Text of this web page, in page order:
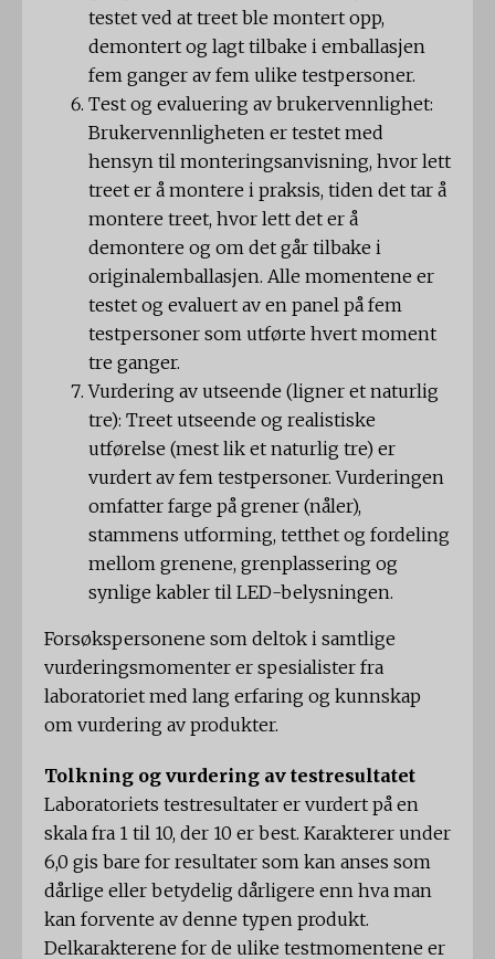
testet ved at treet ble montert opp,
demontert og lagt tilbake i emballasjen
fem ganger av fem ulike testpersoner.
Test og evaluering av brukervennlighet:
Brukervennligheten er testet med
hensyn til monteringsanvisning, hvor lett
treet er å montere i praksis, tiden det tar å
montere treet, hvor lett det er å
demontere og om det går tilbake i
originalemballasjen. Alle momentene er
testet og evaluert av en panel på fem
testpersoner som utførte hvert moment
tre ganger.
Vurdering av utseende (ligner et naturlig
tre): Treet utseende og realistiske
utførelse (mest lik et naturlig tre) er
vurdert av fem testpersoner. Vurderingen
omfatter farge på grener (nåler),
stammens utforming, tetthet og fordeling
mellom grenene, grenplassering og
synlige kabler til LED-belysningen.
Forsøkspersonene som deltok i samtlige
vurderingsmomenter er spesialister fra
laboratoriet med lang erfaring og kunnskap
om vurdering av produkter.
Tolkning og vurdering av testresultatet
Laboratoriets testresultater er vurdert på en
skala fra 1 til 10, der 10 er best. Karakterer under
6,0 gis bare for resultater som kan anses som
dårlige eller betydelig dårligere enn hva man
kan forvente av denne typen produkt.
Delkarakterene for de ulike testmomentene er